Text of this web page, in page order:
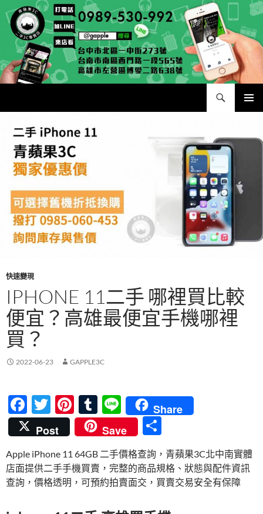
至
內
容
快速變現
IPHONE 11二手 哪裡買比較
便宜？高雄最便宜手機哪裡
買？
2022-06-23 GAPPLE3C
F
ac
e
b
o
T
w
itt
er
Pi
nt
er
es
t
T
u
m
bl
r
Li
n
e
Share
Post
Save
享
Apple iPhone 11 64GB 二手價格查詢，青蘋果3C北中南實體
店面提供二手手機買賣，完整的商品規格、狀態與配件資訊
查詢，價格透明，可預約拍賣面交，買賣交易安全有保障